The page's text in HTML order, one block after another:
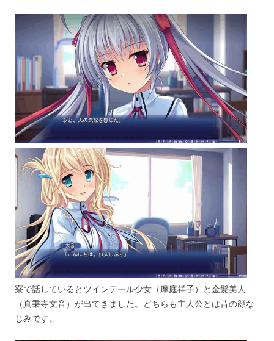
寮で話しているとツインテール少女（摩庭祥子）と金髪美人
（真乗寺文音）が出てきました。どちらも主人公とは昔の顔な
じみです。